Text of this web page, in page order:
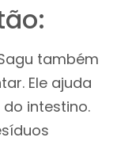
também
Ele ajuda
intestino.